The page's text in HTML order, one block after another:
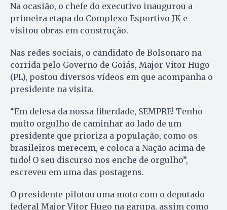
Na ocasião, o chefe do executivo inaugurou a
primeira etapa do Complexo Esportivo JK e
visitou obras em construção.
Nas redes sociais, o candidato de Bolsonaro na
corrida pelo Governo de Goiás, Major Vitor Hugo
(PL), postou diversos vídeos em que acompanha o
presidente na visita.
“Em defesa da nossa liberdade, SEMPRE! Tenho
muito orgulho de caminhar ao lado de um
presidente que prioriza a população, como os
brasileiros merecem, e coloca a Nação acima de
tudo! O seu discurso nos enche de orgulho”,
escreveu em uma das postagens.
O presidente pilotou uma moto com o deputado
federal Major Vitor Hugo na garupa, assim como